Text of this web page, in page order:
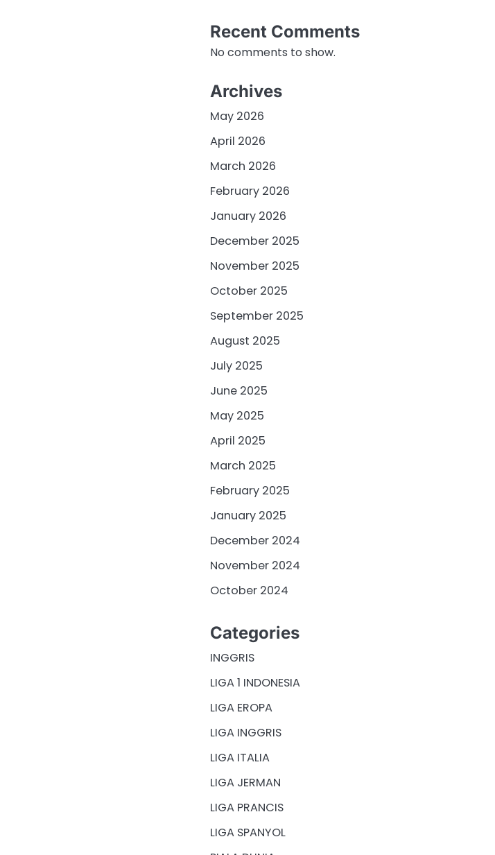
Recent Comments
No comments to show.
Archives
May 2026
April 2026
March 2026
February 2026
January 2026
December 2025
November 2025
October 2025
September 2025
August 2025
July 2025
June 2025
May 2025
April 2025
March 2025
February 2025
January 2025
December 2024
November 2024
October 2024
Categories
INGGRIS
LIGA 1 INDONESIA
LIGA EROPA
LIGA INGGRIS
LIGA ITALIA
LIGA JERMAN
LIGA PRANCIS
LIGA SPANYOL